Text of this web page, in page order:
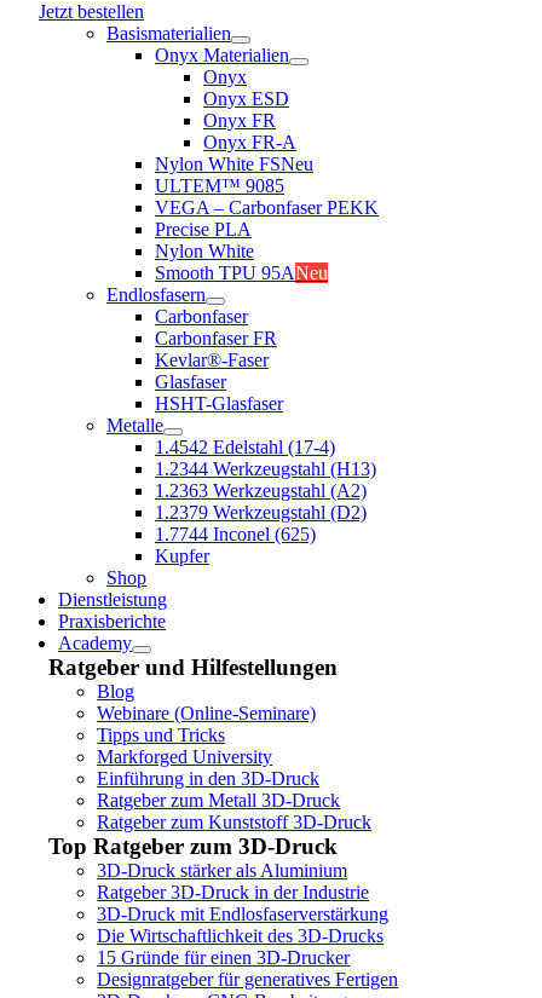
Jetzt bestellen
Basismaterialien
Onyx Materialien
Onyx
Onyx ESD
Onyx FR
Onyx FR-A
Nylon White FSNeu
ULTEM™ 9085
VEGA – Carbonfaser PEKK
Precise PLA
Nylon White
Smooth TPU 95ANeu
Endlosfasern
Carbonfaser
Carbonfaser FR
Kevlar®-Faser
Glasfaser
HSHT-Glasfaser
Metalle
1.4542 Edelstahl (17-4)
1.2344 Werkzeugstahl (H13)
1.2363 Werkzeugstahl (A2)
1.2379 Werkzeugstahl (D2)
1.7744 Inconel (625)
Kupfer
Shop
Dienstleistung
Praxisberichte
Academy
Ratgeber und Hilfestellungen
Blog
Webinare (Online-Seminare)
Tipps und Tricks
Markforged University
Einführung in den 3D-Druck
Ratgeber zum Metall 3D-Druck
Ratgeber zum Kunststoff 3D-Druck
Top Ratgeber zum 3D-Druck
3D-Druck stärker als Aluminium
Ratgeber 3D-Druck in der Industrie
3D-Druck mit Endlosfaserverstärkung
Die Wirtschaftlichkeit des 3D-Drucks
15 Gründe für einen 3D-Drucker
Designratgeber für generatives Fertigen